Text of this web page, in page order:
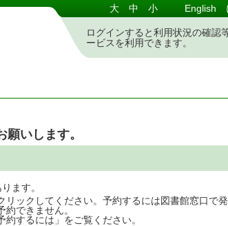
大 中 小 English
ログインすると利用状況の確認
ービスを利用できます。
いします。
ます。
ックしてください。予約するには図書館窓口で
できません。
するには」をご覧ください。